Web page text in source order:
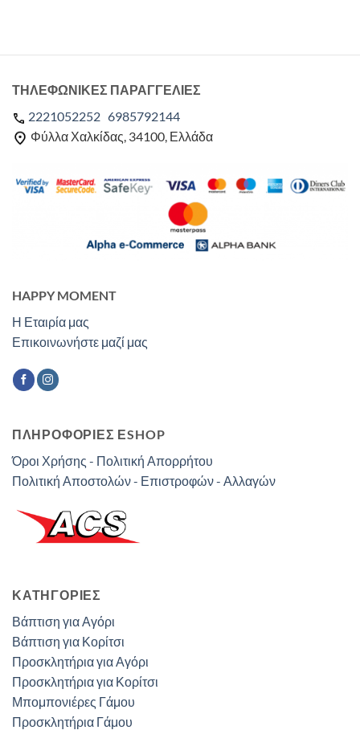
HAPPY MOMENT
Η Εταιρία μας
Επικοινωνήστε μαζί μας
ΠΛΗΡΟΦΟΡΙΕΣ ΕSHOP
Όροι Χρήσης - Πολιτική Απορρήτου
Πολιτική Αποστολών - Επιστροφών - Αλλαγών
ΤΗΛΕΦΩΝΙΚΕΣ ΠΑΡΑΓΓΕΛΙΕΣ
2221052252 6985792144
Φύλλα Χαλκίδας, 34100, Ελλάδα
ΚΑΤΗΓΟΡΊΕΣ
Βάπτιση για Αγόρι
Βάπτιση για Κορίτσι
Προσκλητήρια για Αγόρι
Προσκλητήρια για Κορίτσι
Μπομπονιέρες Γάμου
Προσκλητήρια Γάμου